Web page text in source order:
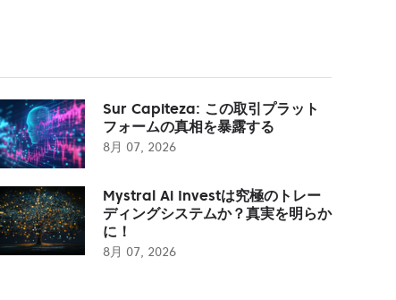
Sur Capiteza: この取引プラット
フォームの真相を暴露する
8月 07, 2026
Mystral Ai Investは究極のトレー
ディングシステムか？真実を明らか
に！
8月 07, 2026